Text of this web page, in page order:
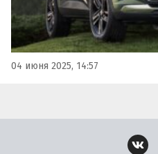
04 июня 2025, 14:57